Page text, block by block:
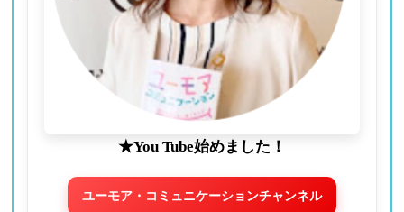
★You Tube始めました！
ユーモア・コミュニケーションチャンネル